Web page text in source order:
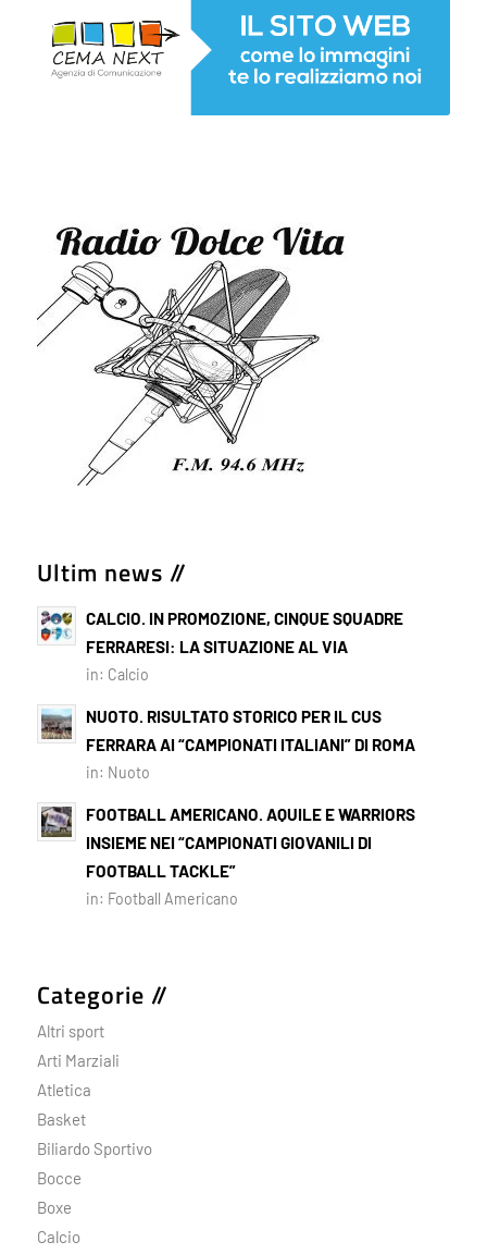
Ultim news //
CALCIO. IN PROMOZIONE, CINQUE SQUADRE
FERRARESI: LA SITUAZIONE AL VIA
in: Calcio
NUOTO. RISULTATO STORICO PER IL CUS
FERRARA AI “CAMPIONATI ITALIANI” DI ROMA
in: Nuoto
FOOTBALL AMERICANO. AQUILE E WARRIORS
INSIEME NEI “CAMPIONATI GIOVANILI DI
FOOTBALL TACKLE”
in: Football Americano
Categorie //
Altri sport
Arti Marziali
Atletica
Basket
Biliardo Sportivo
Bocce
Boxe
Calcio